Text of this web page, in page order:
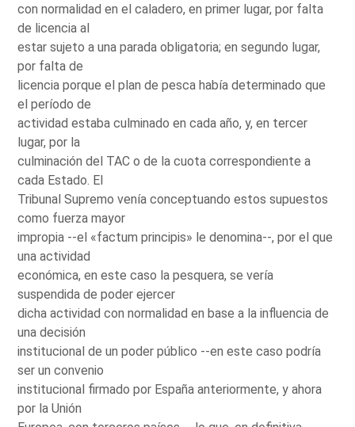
con normalidad en el caladero, en primer lugar, por falta
de licencia al
estar sujeto a una parada obligatoria; en segundo lugar,
por falta de
licencia porque el plan de pesca había determinado que
el período de
actividad estaba culminado en cada año, y, en tercer
lugar, por la
culminación del TAC o de la cuota correspondiente a
cada Estado. El
Tribunal Supremo venía conceptuando estos supuestos
como fuerza mayor
impropia --el «factum principis» le denomina--, por el que
una actividad
económica, en este caso la pesquera, se vería
suspendida de poder ejercer
dicha actividad con normalidad en base a la influencia de
una decisión
institucional de un poder público --en este caso podría
ser un convenio
institucional firmado por España anteriormente, y ahora
por la Unión